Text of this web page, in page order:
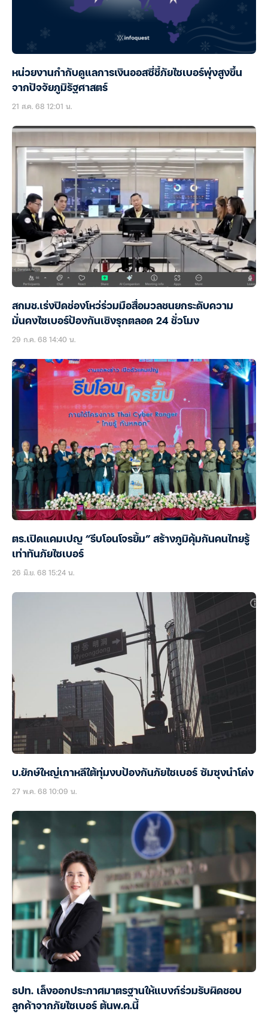
หน่วยงานกำกับดูแลการเงินออสซี่ชี้ภัยไซเบอร์พุ่งสูงขึ้น
จากปัจจัยภูมิรัฐศาสตร์
21 ส.ค. 68 12:01 น.
สกมช.เร่งปิดช่องโหว่ร่วมมือสื่อมวลชนยกระดับความ
มั่นคงไซเบอร์ป้องกันเชิงรุกตลอด 24 ชั่วโมง
29 ก.ค. 68 14:40 น.
ตร.เปิดแคมเปญ “รีบโอนโจรยิ้ม” สร้างภูมิคุ้มกันคนไทยรู้
เท่าทันภัยไซเบอร์
26 มิ.ย. 68 15:24 น.
บ.ยักษ์ใหญ่เกาหลีใต้ทุ่มงบป้องกันภัยไซเบอร์ ซัมซุงนำโด่ง
27 พ.ค. 68 10:09 น.
ธปท. เล็งออกประกาศมาตรฐานให้แบงก์ร่วมรับผิดชอบ
ลูกค้าจากภัยไซเบอร์ ต้นพ.ค.นี้